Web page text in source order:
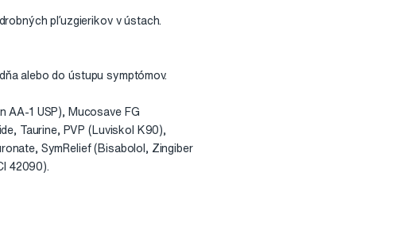
pľuzgierikov v ústach.
alebo do ústupu symptómov.
AA-1 USP), Mucosave FG
Taurine, PVP (Luviskol K90),
SymRelief (Bisabolol, Zingiber
42090).